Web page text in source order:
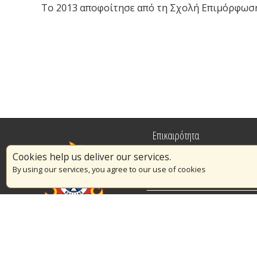
Το 2013 αποφοίτησε από τη Σχολή
Cookies help us deliver our services.
By using our services, you agree to our use of cookies
Επικαιρότητα
Πυρασφάλεια